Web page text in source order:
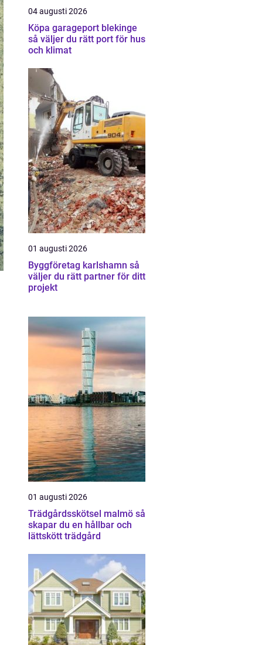
04 augusti 2026
Köpa garageport blekinge
så väljer du rätt port för hus
och klimat
01 augusti 2026
Byggföretag karlshamn så
väljer du rätt partner för ditt
projekt
01 augusti 2026
Trädgårdsskötsel malmö så
skapar du en hållbar och
lättskött trädgård